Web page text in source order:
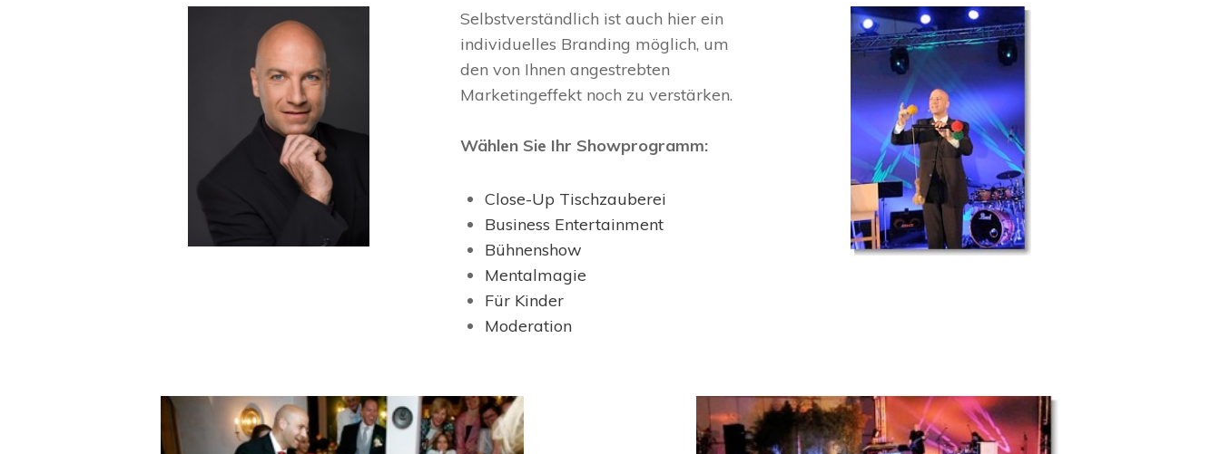
Selbstverständlich ist auch hier ein
individuelles Branding möglich, um
den von Ihnen angestrebten
Marketingeffekt noch zu verstärken.
Wählen Sie Ihr Showprogramm:
Close-Up Tischzauberei
Business Entertainment
Bühnenshow
Mentalmagie
Für Kinder
Moderation